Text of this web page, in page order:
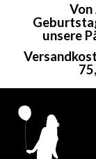
Von
unsere